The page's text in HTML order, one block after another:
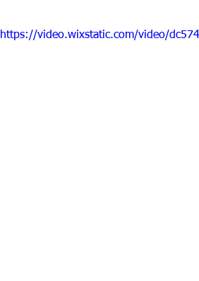
https://video.wixstatic.com/video/